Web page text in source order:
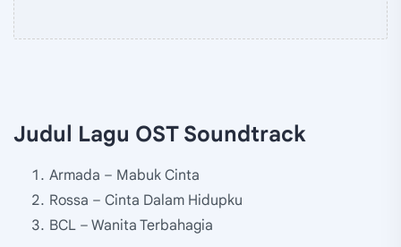
Judul Lagu OST Soundtrack
Armada – Mabuk Cinta
Rossa – Cinta Dalam Hidupku
BCL – Wanita Terbahagia